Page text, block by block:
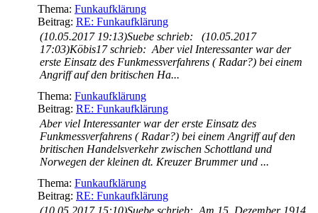
Thema: Funkaufklärung
Beitrag: RE: Funkaufklärung
(10.05.2017 19:13)Suebe schrieb: (10.05.2017
17:03)Köbis17 schrieb: Aber viel Interessanter war der
erste Einsatz des Funkmessverfahrens ( Radar?) bei einem
Angriff auf den britischen Ha...
Thema: Funkaufklärung
Beitrag: RE: Funkaufklärung
Aber viel Interessanter war der erste Einsatz des
Funkmessverfahrens ( Radar?) bei einem Angriff auf den
britischen Handelsverkehr zwischen Schottland und
Norwegen der kleinen dt. Kreuzer Brummer und ...
Thema: Funkaufklärung
Beitrag: RE: Funkaufklärung
(10.05.2017 15:10)Suebe schrieb: Am 15. Dezember 1914